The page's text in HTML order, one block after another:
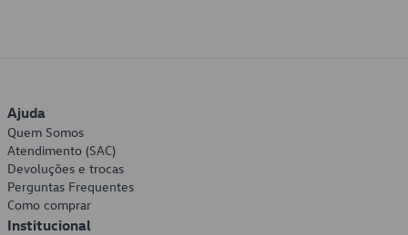
Ajuda
Quem Somos
Atendimento (SAC)
Devoluções e trocas
Perguntas Frequentes
Como comprar
Institucional